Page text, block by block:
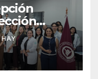
visita del
HAY